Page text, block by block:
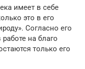
имеет в себе
это в его
Согласно его
на благо
только его